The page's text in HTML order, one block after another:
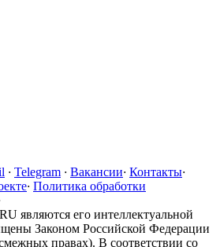
· Telegram · Вакансии· Контакты·
· Политика обработки
являются его интеллектуальной
Законом Российской Федерации
правах). В соответствии со